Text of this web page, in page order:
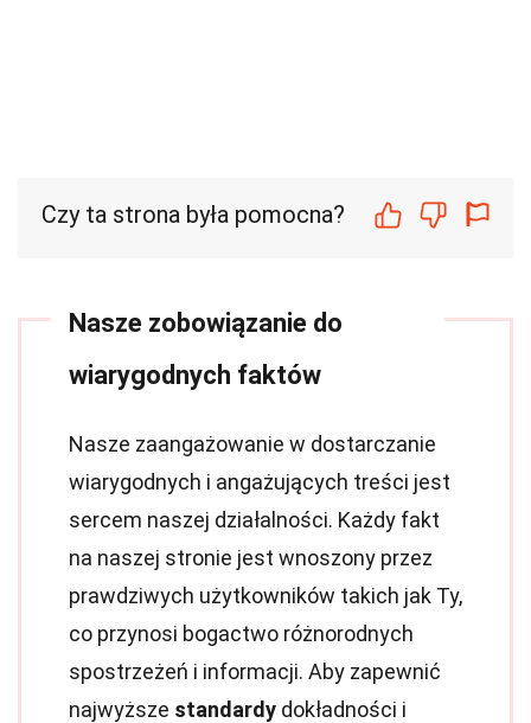
Czy ta strona była pomocna?
Nasze zobowiązanie do
wiarygodnych faktów
Nasze zaangażowanie w dostarczanie
wiarygodnych i angażujących treści jest
sercem naszej działalności. Każdy fakt
na naszej stronie jest wnoszony przez
prawdziwych użytkowników takich jak Ty,
co przynosi bogactwo różnorodnych
spostrzeżeń i informacji. Aby zapewnić
najwyższe standardy dokładności i